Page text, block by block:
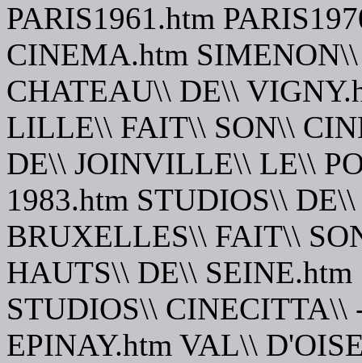
PARIS1961.htm
CINEMA.htm
CHATEAU\\ DE\\
LILLE\\ FAIT\\ SON\\
DE\\ JOINVILLE\\ LE\\
1983.htm STUDIOS\\
BRUXELLES\\ FAIT\\
HAUTS\\ DE\\
STUDIOS\\ CINECITTA\\
EPINAY.htm VAL\\